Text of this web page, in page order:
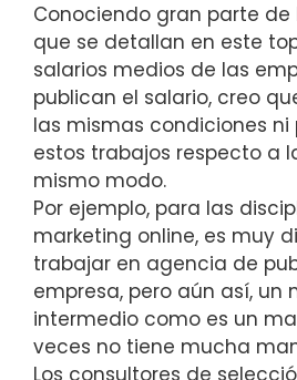
Conociendo gran parte de
que se detallan en este
salarios medios de las
publican el salario, creo
las mismas condiciones
estos trabajos respecto a
mismo modo.
Por ejemplo, para las
marketing online, es muy
trabajar en agencia de
empresa, pero aún así, un
intermedio como es un
veces no tiene mucha